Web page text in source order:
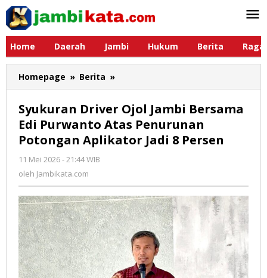
Lewati
konten
Home
Daerah Jambi Hukum Berita
Homepage » Berita »
Driver
Ojol
Jambi
Bersama
Edi
Potongan
Aplikator
Jadi
8
Persen
Syukuran Driver Ojol Jambi Bersama
Edi Purwanto Atas Penurunan
Potongan Aplikator Jadi 8 Persen
11 Mei 2026 - 21:44 WIB
oleh Jambikata.com